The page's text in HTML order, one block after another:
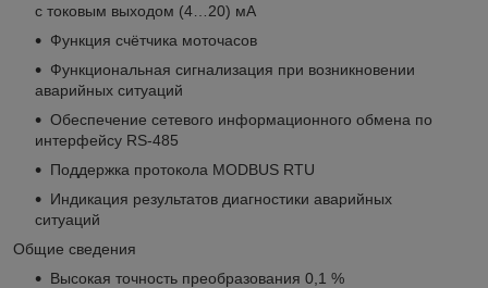
c токовым выходом (4…20) мА
Функция счётчика моточасов
Функциональная сигнализация при возникновении
аварийных ситуаций
Обеспечение сетевого информационного обмена по
интерфейсу RS-485
Поддержка протокола MODBUS RTU
Индикация результатов диагностики аварийных
ситуаций
Общие сведения
Высокая точность преобразования 0,1 %